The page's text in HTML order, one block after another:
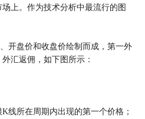
上。作为技术分析中最流行的图
盘价和收盘价绘制而成，第一外
汇返佣，如下图所示：
所在周期内出现的第一个价格；